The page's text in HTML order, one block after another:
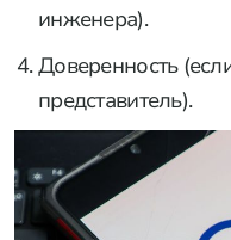
инженера).
Доверенность
представитель).